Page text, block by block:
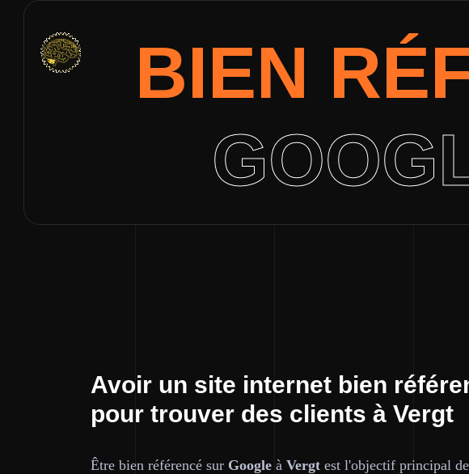
BIEN
Avoir un site internet bien
pour trouver des clients à Vergt
Être bien référencé sur Google à Vergt est l'objectif principal